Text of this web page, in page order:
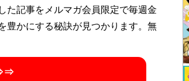
た記事をメルマガ会員限定で毎週金
豊かにする秘訣が見つかります。無